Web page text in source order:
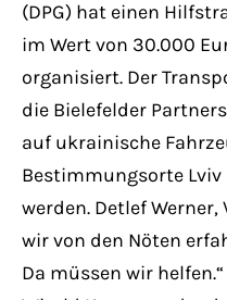
Have any
+44 1234 567 890
About us
Lorem ipsum
adipiscing elit.
(DPG) hat einen
im Wert von 30.000
organisiert. Der
die Bielefelder
auf ukrainische
Bestimmungsorte
werden. Detlef Werner,
wir von den Nöten
Da müssen wir helfen.“